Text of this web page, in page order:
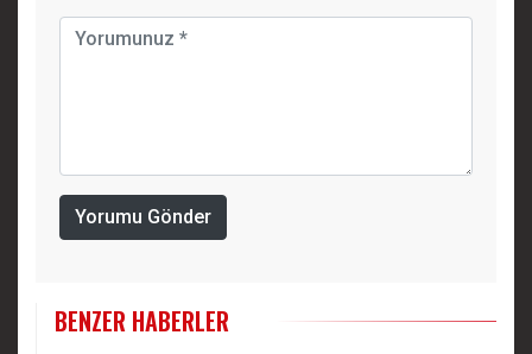
Yorumu Gönder
BENZER HABERLER